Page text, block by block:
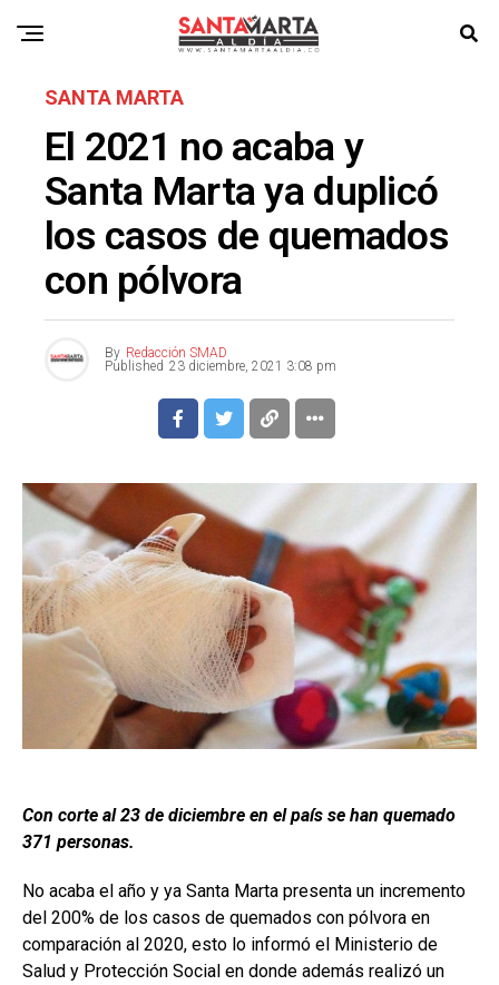
SANTA MARTA
El 2021 no acaba y
Santa Marta ya duplicó
los casos de quemados
con pólvora
By Redacción SMAD
Published 23 diciembre, 2021 3:08 pm
Con corte al 23 de diciembre en el país se han quemado
371 personas.
No acaba el año y ya Santa Marta presenta un incremento
del 200% de los casos de quemados con pólvora en
comparación al 2020, esto lo informó el Ministerio de
Salud y Protección Social en donde además realizó un